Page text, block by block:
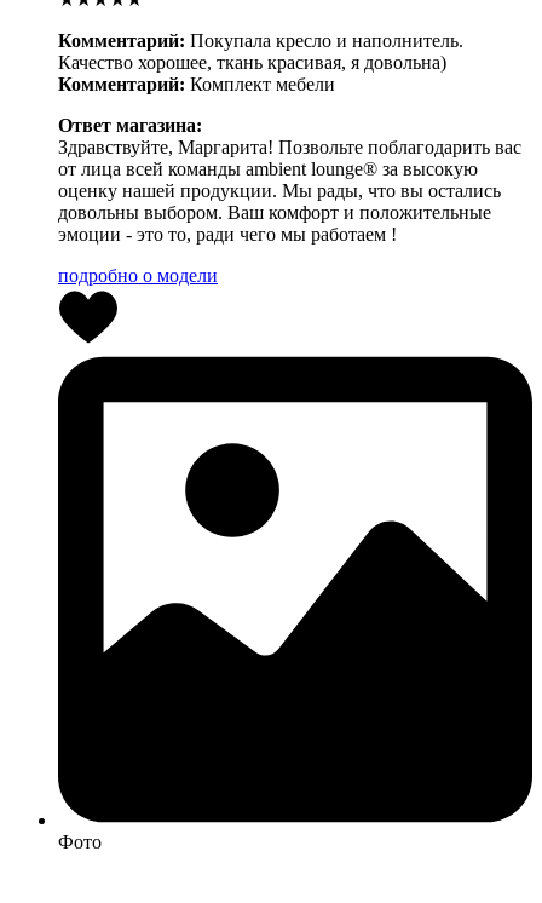
Комментарий: Покупала кресло и наполнитель.
Качество хорошее, ткань красивая, я довольна)
Комментарий: Комплект мебели
Ответ магазина:
Здравствуйте, Маргарита! Позвольте поблагодарить вас
от лица всей команды ambient lounge® за высокую
оценку нашей продукции. Мы рады, что вы остались
довольны выбором. Ваш комфорт и положительные
эмоции - это то, ради чего мы работаем !
подробно о модели
Фото